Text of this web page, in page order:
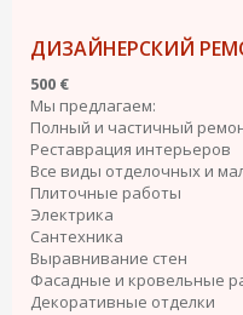
ДИЗАЙНЕРСКИЙ
500 €
Мы предлагаем:
Полный и частичный
Реставрация интерьеров
Все виды отделочных и
Плиточные работы
Электрика
Сантехника
Выравнивание стен
Фасадные и кровельные
Декоративные отделки